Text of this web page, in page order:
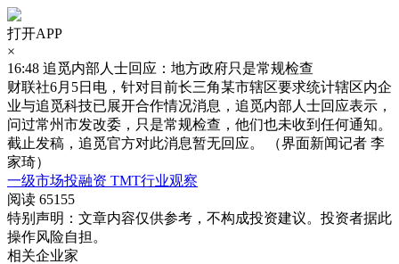
打开APP
×
16:48 追觅内部人士回应：地方政府只是常规检查
财联社6月5日电，针对目前长三角某市辖区要求统计辖区内企
业与追觅科技已展开合作情况消息，追觅内部人士回应表示，
问过常州市发改委，只是常规检查，他们也未收到任何通知。
截止发稿，追觅官方对此消息暂无回应。 （界面新闻记者 李
家琦）
一级市场投融资 TMT行业观察
阅读 65155
特别声明：文章内容仅供参考，不构成投资建议。投资者据此
操作风险自担。
相关企业家